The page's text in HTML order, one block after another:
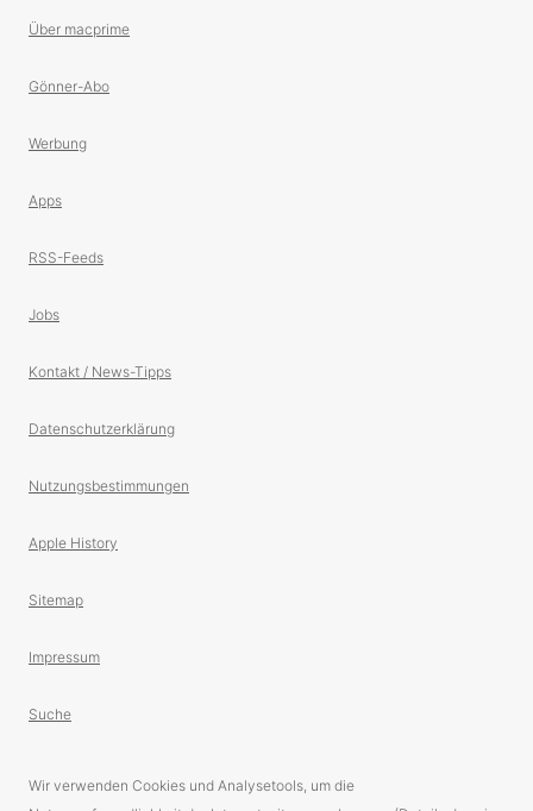
Über macprime
Gönner-Abo
Werbung
Apps
RSS-Feeds
Jobs
Kontakt / News-Tipps
Datenschutzerklärung
Nutzungsbestimmungen
Apple History
Sitemap
Impressum
Suche
Wir verwenden Cookies und Analysetools, um die